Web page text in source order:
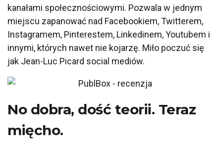
kanałami społecznościowymi. Pozwala w jednym
miejscu zapanować nad Facebookiem, Twitterem,
Instagramem, Pinterestem, Linkedinem, Youtubem i
innymi, których nawet nie kojarzę. Miło poczuć się
jak Jean-Luc Picard social mediów.
No dobra, dość teorii. Teraz
mięcho.